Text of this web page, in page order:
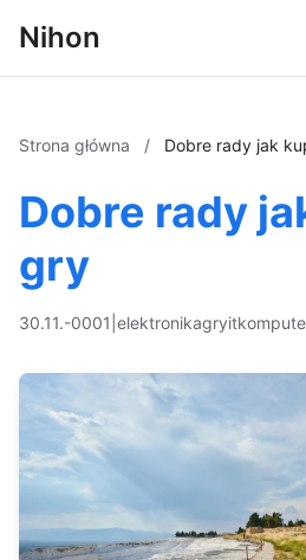
Nihon
Strona główna / Dobre rady jak
Dobre rady
gry
30.11.-0001 elektronikagryit